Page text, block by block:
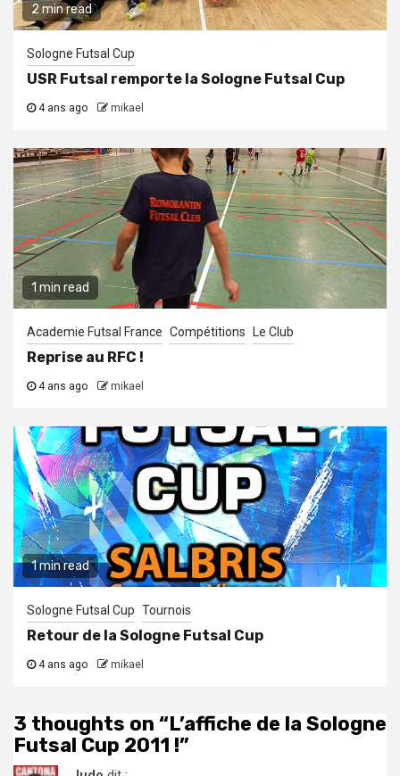
2 min read
Sologne Futsal Cup
USR Futsal remporte la Sologne Futsal Cup
4 ans ago mikael
1 min read
Academie Futsal France Compétitions Le Club
Reprise au RFC !
4 ans ago mikael
1 min read
Sologne Futsal Cup Tournois
Retour de la Sologne Futsal Cup
4 ans ago mikael
3 thoughts on “L’affiche de la Sologne
Futsal Cup 2011 !”